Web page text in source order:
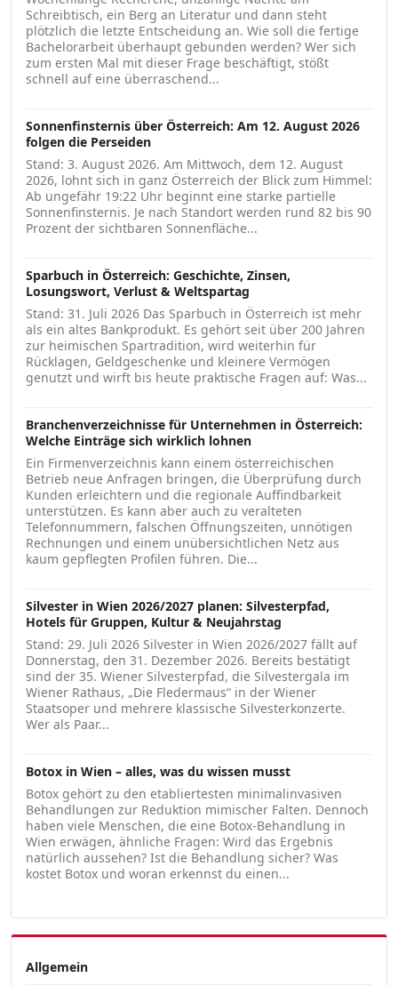
Schreibtisch, ein Berg an Literatur und dann steht
plötzlich die letzte Entscheidung an. Wie soll die fertige
Bachelorarbeit überhaupt gebunden werden? Wer sich
zum ersten Mal mit dieser Frage beschäftigt, stößt
schnell auf eine überraschend...
Sonnenfinsternis über Österreich: Am 12. August 2026
folgen die Perseiden
Stand: 3. August 2026. Am Mittwoch, dem 12. August
2026, lohnt sich in ganz Österreich der Blick zum Himmel:
Ab ungefähr 19:22 Uhr beginnt eine starke partielle
Sonnenfinsternis. Je nach Standort werden rund 82 bis 90
Prozent der sichtbaren Sonnenfläche...
Sparbuch in Österreich: Geschichte, Zinsen,
Losungswort, Verlust & Weltspartag
Stand: 31. Juli 2026 Das Sparbuch in Österreich ist mehr
als ein altes Bankprodukt. Es gehört seit über 200 Jahren
zur heimischen Spartradition, wird weiterhin für
Rücklagen, Geldgeschenke und kleinere Vermögen
genutzt und wirft bis heute praktische Fragen auf: Was...
Branchenverzeichnisse für Unternehmen in Österreich:
Welche Einträge sich wirklich lohnen
Ein Firmenverzeichnis kann einem österreichischen
Betrieb neue Anfragen bringen, die Überprüfung durch
Kunden erleichtern und die regionale Auffindbarkeit
unterstützen. Es kann aber auch zu veralteten
Telefonnummern, falschen Öffnungszeiten, unnötigen
Rechnungen und einem unübersichtlichen Netz aus
kaum gepflegten Profilen führen. Die...
Silvester in Wien 2026/2027 planen: Silvesterpfad,
Hotels für Gruppen, Kultur & Neujahrstag
Stand: 29. Juli 2026 Silvester in Wien 2026/2027 fällt auf
Donnerstag, den 31. Dezember 2026. Bereits bestätigt
sind der 35. Wiener Silvesterpfad, die Silvestergala im
Wiener Rathaus, „Die Fledermaus“ in der Wiener
Staatsoper und mehrere klassische Silvesterkonzerte.
Wer als Paar...
Botox in Wien – alles, was du wissen musst
Botox gehört zu den etabliertesten minimalinvasiven
Behandlungen zur Reduktion mimischer Falten. Dennoch
haben viele Menschen, die eine Botox-Behandlung in
Wien erwägen, ähnliche Fragen: Wird das Ergebnis
natürlich aussehen? Ist die Behandlung sicher? Was
kostet Botox und woran erkennst du einen...
Allgemein